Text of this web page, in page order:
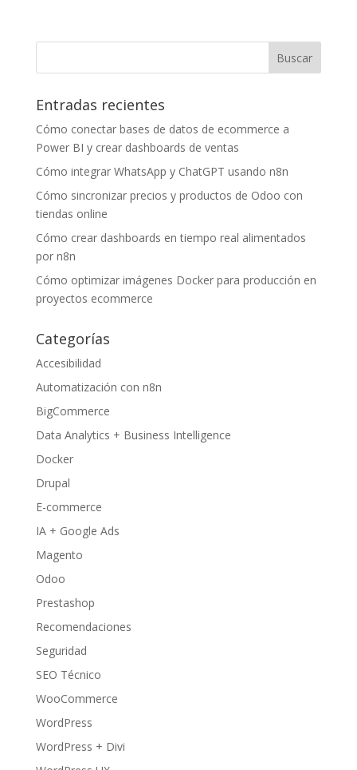
Entradas recientes
Cómo conectar bases de datos de ecommerce a
Power BI y crear dashboards de ventas
Cómo integrar WhatsApp y ChatGPT usando n8n
Cómo sincronizar precios y productos de Odoo con
tiendas online
Cómo crear dashboards en tiempo real alimentados
por n8n
Cómo optimizar imágenes Docker para producción en
proyectos ecommerce
Categorías
Accesibilidad
Automatización con n8n
BigCommerce
Data Analytics + Business Intelligence
Docker
Drupal
E-commerce
IA + Google Ads
Magento
Odoo
Prestashop
Recomendaciones
Seguridad
SEO Técnico
WooCommerce
WordPress
WordPress + Divi